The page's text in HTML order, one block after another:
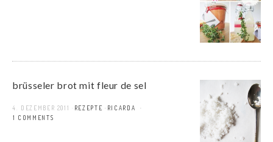
brüsseler brot mit fleur de sel
4. DEZEMBER 2011 REZEPTE
RICARDA
11 COMMENTS